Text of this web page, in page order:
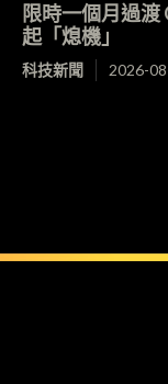
限時一個月過渡
起「熄機」
科技新聞 2026-